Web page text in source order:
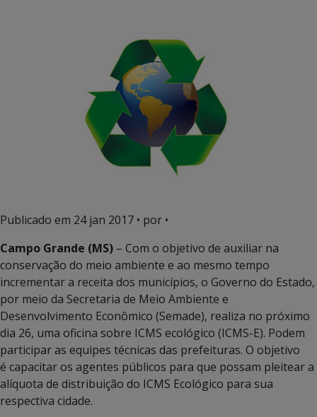
Publicado em 24 jan 2017 • por •
Campo Grande (MS) – Com o objetivo de auxiliar na
conservação do meio ambiente e ao mesmo tempo
incrementar a receita dos municípios, o Governo do Estado,
por meio da Secretaria de Meio Ambiente e
Desenvolvimento Econômico (Semade), realiza no próximo
dia 26, uma oficina sobre ICMS ecológico (ICMS-E). Podem
participar as equipes técnicas das prefeituras. O objetivo
é capacitar os agentes públicos para que possam pleitear a
alíquota de distribuição do ICMS Ecológico para sua
respectiva cidade.